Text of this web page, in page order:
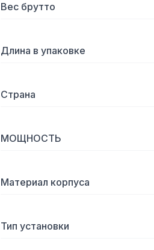
Вес брутто
Длина в упаковке
Страна
МОЩНОСТЬ
Материал корпуса
Тип установки